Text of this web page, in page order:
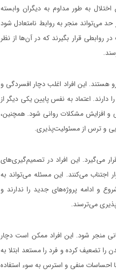
به طور مداوم به دیگران وابسته
می‌تواند منجر به روابط نامتعادل شود
قرار بگیرند که در آن‌ها از نظر
هستند. این افراد اغلب دچار افسردگی و
اعتماد به نفس پایین یکی دیگر از
و افزایش مشکلات روانی شود. همچنین،
و ترس از مسئولیت‌پذیری.
می‌گیرد. این افراد در تصمیم‌گیری‌های
اجتناب می‌کنند. این مسئله می‌تواند به
و ادامه پروژه‌های جدید را ندارند و
می‌ترسند.
منجر شود. این افراد ممکن است دچار
تضعیف کرده و فرد را مستعد ابتلا به
احساسات منفی و استرس به سوء استفاده